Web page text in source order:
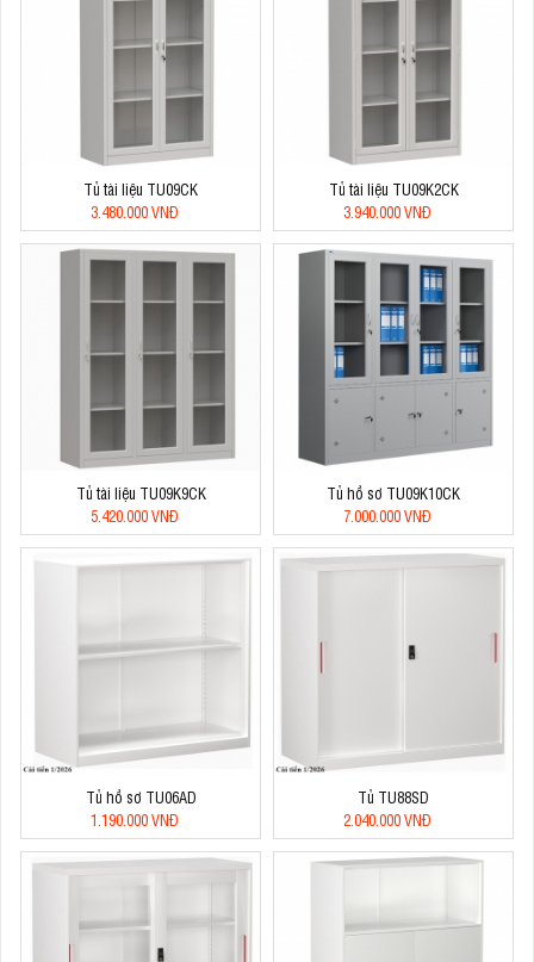
Tủ tài liệu TU09CK
3.480.000 VNĐ
Tủ tài liệu TU09K2CK
3.940.000 VNĐ
Tủ tài liệu TU09K9CK
5.420.000 VNĐ
Tủ hồ sơ TU09K10CK
7.000.000 VNĐ
Tủ hồ sơ TU06AD
1.190.000 VNĐ
Tủ TU88SD
2.040.000 VNĐ